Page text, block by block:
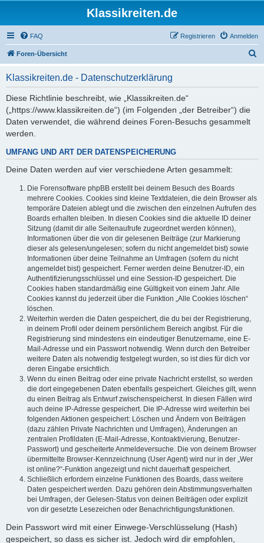
Klassikreiten.de
FAQ Anmelden
Registrieren
Foren-Übersicht
Klassikreiten.de - Datenschutzerklärung
Diese Richtlinie beschreibt, wie „Klassikreiten.de“
(„https://www.klassikreiten.de“) (im Folgenden „der Betreiber“) die
Daten verwendet, die während deines Foren-Besuchs gesammelt
werden.
UMFANG UND ART DER DATENSPEICHERUNG
Deine Daten werden auf vier verschiedene Arten gesammelt:
Die Forensoftware phpBB erstellt bei deinem Besuch des Boards
mehrere Cookies. Cookies sind kleine Textdateien, die dein Browser als
temporäre Dateien ablegt und die zwischen den einzelnen Aufrufen des
Boards erhalten bleiben. In diesen Cookies sind die aktuelle ID deiner
Sitzung (damit dir alle Seitenaufrufe zugeordnet werden können),
Informationen über die von dir gelesenen Beiträge (zur Markierung
dieser als gelesen/ungelesen; sofern du nicht angemeldet bist) sowie
Informationen über deine Teilnahme an Umfragen (sofern du nicht
angemeldet bist) gespeichert. Ferner werden deine Benutzer-ID, ein
Authentifizierungsschlüssel und eine Session-ID gespeichert. Die
Cookies haben standardmäßig eine Gültigkeit von einem Jahr. Alle
Cookies kannst du jederzeit über die Funktion „Alle Cookies löschen“
löschen.
Weiterhin werden die Daten gespeichert, die du bei der Registrierung,
in deinem Profil oder deinem persönlichem Bereich angibst. Für die
Registrierung sind mindestens ein eindeutiger Benutzername, eine E-
Mail-Adresse und ein Passwort notwendig. Wenn durch den Betreiber
weitere Daten als notwendig festgelegt wurden, so ist dies für dich vor
deren Eingabe ersichtlich.
Wenn du einen Beitrag oder eine private Nachricht erstellst, so werden
die dort eingegebenen Daten ebenfalls gespeichert. Gleiches gilt, wenn
du einen Beitrag als Entwurf zwischenspeicherst. In diesen Fällen wird
auch deine IP-Adresse gespeichert. Die IP-Adresse wird weiterhin bei
folgenden Aktionen gespeichert: Löschen und Ändern von Beiträgen
(dazu zählen Private Nachrichten und Umfragen), Änderungen an
zentralen Profildaten (E-Mail-Adresse, Kontoaktivierung, Benutzer-
Passwort) und gescheiterte Anmeldeversuche. Die von deinem Browser
übermittelte Browser-Kennzeichnung (User Agent) wird nur in der „Wer
ist online?“-Funktion angezeigt und nicht dauerhaft gespeichert.
Schließlich erfordern einzelne Funktionen des Boards, dass weitere
Daten gespeichert werden. Dazu gehören dein Abstimmungsverhalten
bei Umfragen, der Gelesen-Status von deinen Beiträgen oder explizit
von dir gesetzte Lesezeichen oder Benachrichtigungsfunktionen.
Dein Passwort wird mit einer Einwege-Verschlüsselung (Hash)
gespeichert, so dass es sicher ist. Jedoch wird dir empfohlen,